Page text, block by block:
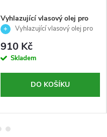
Vyhlazující vlasový olej pro
suché a krepaté vlasy- Curego
Vyhlazující vlasový olej pro
lesk a kontrola
910 Kč
Skladem
DO KOŠÍKU